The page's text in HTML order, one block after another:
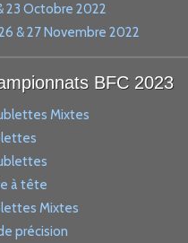
23 Octobre 2022
& 27 Novembre 2022
BFC 2023
Mixtes
à tête
Mixtes
précision